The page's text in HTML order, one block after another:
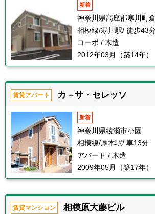
新着
神奈川県高座郡寒川町
相模線/寒川駅/ 徒歩43
コーポ / 木造
2012年03月（築14年）
賃貸アパート カ－サ・セレッソ
新着
神奈川県綾瀬市小園
相模線/厚木駅/ 車13分
アパート / 木造
2009年05月（築17年）
賃貸マンション 相模原大藤ビル